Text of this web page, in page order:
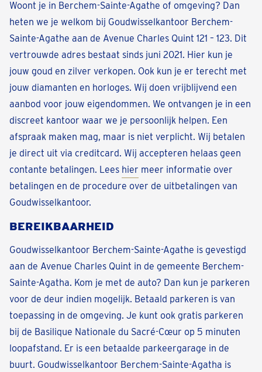
Woont je in Berchem-Sainte-Agathe of omgeving? Dan
heten we je welkom bij Goudwisselkantoor Berchem-
Sainte-Agathe aan de Avenue Charles Quint 121 – 123. Dit
vertrouwde adres bestaat sinds juni 2021. Hier kun je
jouw goud en zilver verkopen. Ook kun je er terecht met
jouw diamanten en horloges. Wij doen vrijblijvend een
aanbod voor jouw eigendommen. We ontvangen je in een
discreet kantoor waar we je persoonlijk helpen. Een
afspraak maken mag, maar is niet verplicht. Wij betalen
je direct uit via creditcard. Wij accepteren helaas geen
contante betalingen. Lees hier meer informatie over
betalingen en de procedure over de uitbetalingen van
Goudwisselkantoor.
BEREIKBAARHEID
Goudwisselkantoor Berchem-Sainte-Agathe is gevestigd
aan de Avenue Charles Quint in de gemeente Berchem-
Sainte-Agatha. Kom je met de auto? Dan kun je parkeren
voor de deur indien mogelijk. Betaald parkeren is van
toepassing in de omgeving. Je kunt ook gratis parkeren
bij de Basilique Nationale du Sacré-Cœur op 5 minuten
loopafstand. Er is een betaalde parkeergarage in de
buurt. Goudwisselkantoor Berchem-Sainte-Agatha is